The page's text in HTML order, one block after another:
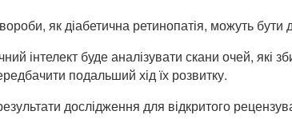
як діабетична ретинопатія, можуть бути
інтелект буде аналізувати скани очей,
подальший хід їх розвитку.
дослідження для відкритого